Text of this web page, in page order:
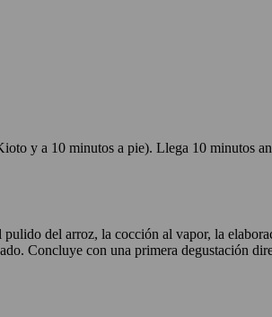
y a 10 minutos a pie). Llega 10 minutos
del arroz, la cocción al vapor, la
Concluye con una primera degustación